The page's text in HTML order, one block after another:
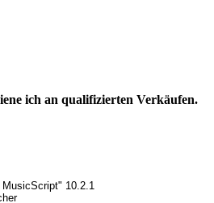
ich an qualifizierten Verkäufen.
10.2.1